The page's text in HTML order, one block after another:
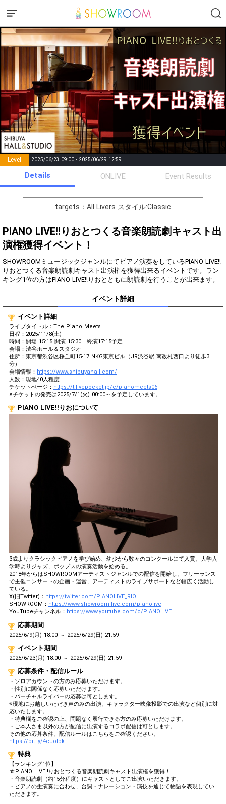
Level 2025/06/23 09:00 - 2025/06/29 12:59
Points List of Goal
number of
positions
Rema
0 Event Begins!
オリジナルアバター制作権獲
得！
Gifting
Throw gifts to the stage and join
the live performance.
Show Gold to purchase gifts
continue to send gifts to the
performer(s), the performer's
popularity ranking and your
ranking go up.
To cheer on performers, you can
send them gifts.
To send performers paid items,
you must use Show Gold.
You can post comments. Please
refrain from posting comments
that may offend performers or
other users.
Close
Details ONLIVE Event Results
targets：All Livers スタイル:Classic
PIANO LIVE!!りおとつくる音楽朗読劇キャスト出
演権獲得イベント！
SHOWROOMミュージックジャンルにてピアノ演奏をしているPIANO LIVE!!
りおとつくる音楽朗読劇キャスト出演権を獲得出来るイベントです。ラン
キング1位の方はPIANO LIVE!!りおとともに朗読劇を行うことが出来ます。
イベント詳細
イベント詳細
ライブタイトル：The Piano Meets...
日程：2025/11/8(土)
時間：開場 15:15 開演 15:30 終演17:15予定
会場：渋谷ホール＆スタジオ
住所：東京都渋谷区桜丘町15-17 NKG東京ビル（JR渋谷駅 南改札西口より徒歩3
分）
会場情報： https://www.shibuyahall.com/
人数：現地40人程度
チケットぺージ： https://t.livepocket.jp/e/pianomeets06
※チケットの発売は2025/7/1(火) 00:00～を予定しています。
PIANO LIVE!!りおについて
3歳よりクラシックピアノを学び始め、幼少から数々のコンクールにて入賞。大学入
学時よりジャズ、ポップスの演奏活動を始める。
2018年からはSHOWROOMアーティストジャンルでの配信を開始し、フリーランス
で主催コンサートの企画・運営、アーティストのライブサポートなど幅広く活動し
ている。
X(旧Twitter)： https://twitter.com/PIANOLIVE_RIO
SHOWROOM： https://www.showroom-live.com/pianolive
YouTubeチャンネル： https://www.youtube.com/c/PIANOLIVE
応募期間
2025/6/9(月) 18:00 ～ 2025/6/29(日) 21:59
イベント期間
2025/6/23(月) 18:00 ～ 2025/6/29(日) 21:59
応募条件・配信ルール
・ソロアカウントの方のみ応募いただけます。
・性別に関係なく応募いただけます。
・バーチャルライバーの応募は可とします。
※現地にお越しいただき声のみの出演、キャラクター映像投影での出演など個別に対
応いたします。
・特典欄をご確認の上、問題なく履行できる方のみ応募いただけます。
・ご本人さま以外の方が配信に出演するコラボ配信は可とします。
その他の応募条件、配信ルールはこちらをご確認ください。
https://bit.ly/4cuotpk
特典
【ランキング1位】
☆PIANO LIVE!!りおとつくる音楽朗読劇キャスト出演権を獲得！
・音楽朗読劇（約15分程度）にキャストとしてご出演いただきます。
・ピアノの生演奏に合わせ、台詞・ナレーション・演技を通じて物語を表現してい
ただきます。